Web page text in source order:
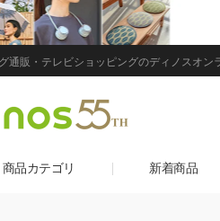
通販・テレビショッピングのディノスオン
商品カテゴリ 新着商品